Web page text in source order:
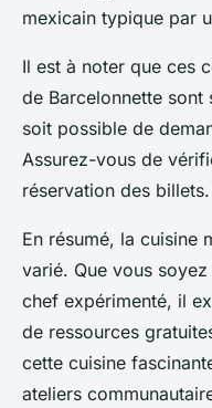
mexicain typique par
Il est à noter que ces
de Barcelonnette
soit possible de
Assurez-vous de
réservation des billets.
En résumé, la cuisine
varié. Que vous
chef expérimenté, il
de ressources
cette cuisine
ateliers